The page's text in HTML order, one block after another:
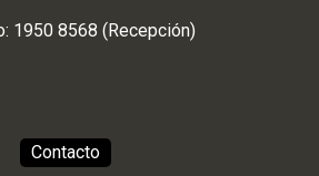
1950 8568 (Recepción)
Contacto